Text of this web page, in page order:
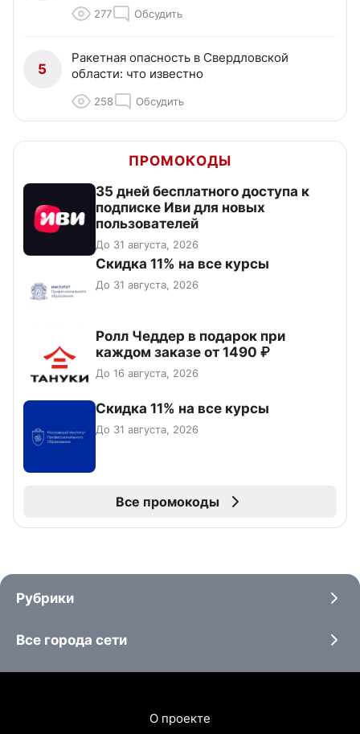
277 Обсудить
5
Ракетная опасность в Свердловской
области: что известно
258 Обсудить
ПРОМОКОДЫ
35 дней бесплатного доступа к
подписке Иви для новых
пользователей
До 31 августа, 2026
Скидка 11% на все курсы
До 31 августа, 2026
Ролл Чеддер в подарок при
каждом заказе от 1490 ₽
До 16 августа, 2026
Скидка 11% на все курсы
До 31 августа, 2026
Все промокоды
Рубрики
Все города сети
О проекте